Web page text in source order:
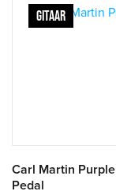
GITAAR
Carl Martin
Pedal